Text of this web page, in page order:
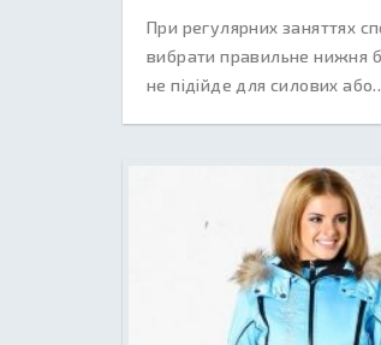
При регулярних заняттях
вибрати правильне нижня
не підійде для силових